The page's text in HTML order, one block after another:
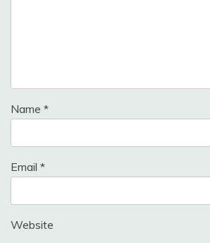
Name *
Email *
Website